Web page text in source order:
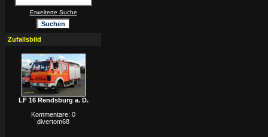
Erweiterte Suche
Zufallsbild
LF 16 Rendsburg a. D.
Kommentare: 0
divertom68